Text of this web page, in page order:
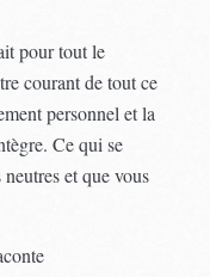
pour tout le
courant de tout ce
personnel et la
Ce qui se
et que vous